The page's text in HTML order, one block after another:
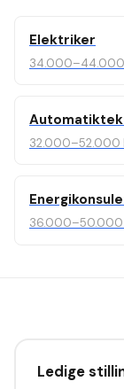
Elektriker
34.000–44.000
32.000–52.000
36.000–50.000
Ledige